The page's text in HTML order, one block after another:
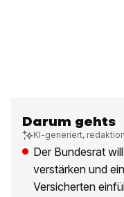
Darum gehts
KI-generiert,
Der Bundesrat
verstärken und
Versicherten